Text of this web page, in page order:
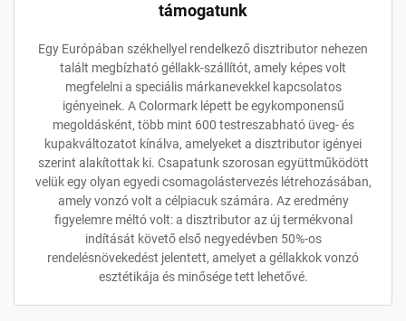
támogatunk
Egy Európában székhellyel rendelkező disztributor nehezen
talált megbízható géllakk-szállítót, amely képes volt
megfelelni a speciális márkanevekkel kapcsolatos
igényeinek. A Colormark lépett be egykomponensű
megoldásként, több mint 600 testreszabható üveg- és
kupakváltozatot kínálva, amelyeket a disztributor igényei
szerint alakítottak ki. Csapatunk szorosan együttműködött
velük egy olyan egyedi csomagolástervezés létrehozásában,
amely vonzó volt a célpiacuk számára. Az eredmény
figyelemre méltó volt: a disztributor az új termékvonal
indítását követő első negyedévben 50%-os
rendelésnövekedést jelentett, amelyet a géllakkok vonzó
esztétikája és minősége tett lehetővé.